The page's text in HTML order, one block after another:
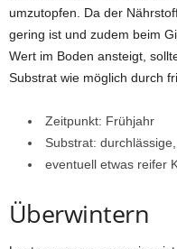
umzutopfen. Da der
gering ist und zudem beim
Wert im Boden ansteigt,
Substrat wie möglich durch
Zeitpunkt: Frühjahr
Substrat:
eventuell etwas reifer
Überwintern